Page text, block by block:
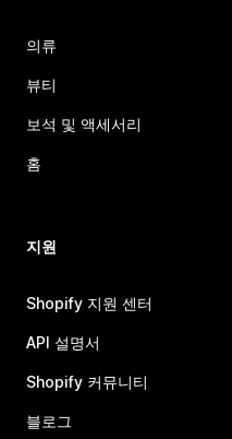
의류
뷰티
보석 및 액세서리
홈
지원
Shopify 지원 센터
API 설명서
Shopify 커뮤니티
블로그